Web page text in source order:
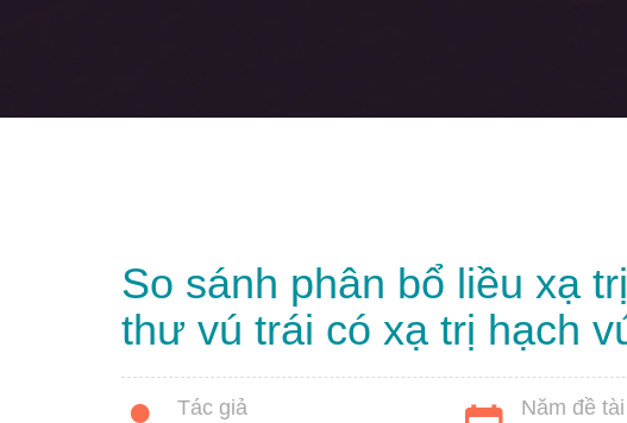
So sánh phân bổ liều xạ
thư vú trái có xạ trị hạch
Tác giả Năm đề tài